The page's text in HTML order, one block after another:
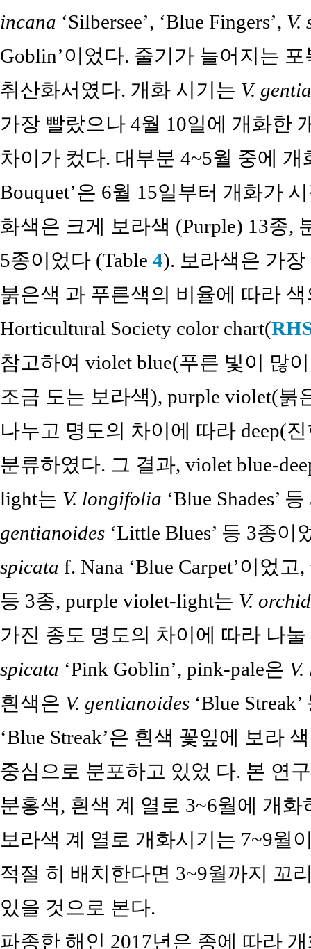
incana ‘Silbersee’, ‘Blue Fingers’, V.
Goblin’이었다. 줄기가 늘어지는
취산화서였다. 개화 시기는 V.
가장 빨랐으나 4월 10일에 개화한
차이가 컸다. 대부분 4~5월 중에
Bouquet’은 6월 15일부터 개화가
화색은 크게 보라색 (Purple) 13종,
5종이었다 (Table 4). 보라색은 가
붉은색 과 푸른색의 비율에 따라
Horticultural Society color chart(
참고하여 violet blue(푸른 빛이 많
조금 도는 보라색), purple violet(
나누고 명도의 차이에 따라 deep(
분류하였다. 그 결과, violet blue-
light는 V. longifolia ‘Blue Shades’
gentianoides ‘Little Blues’ 등 3종
spicata f. Nana ‘Blue Carpet’이었
등 3종, purple violet-light는 V.
가진 종도 명도의 차이에 따라 나
spicata ‘Pink Goblin’, pink-pale은
흰색은 V. gentianoides ‘Blue
‘Blue Streak’은 흰색 꽃잎에 보라
중심으로 분포하고 있었 다. 본 연
분홍색, 흰색 계 열로 3~6월에 개
보라색 계 열로 개화시기는 7~9월
적절 히 배치한다면 3~9월까지 꼬
있을 것으로 본다.
파종한 해인 2017년은 종에 따라